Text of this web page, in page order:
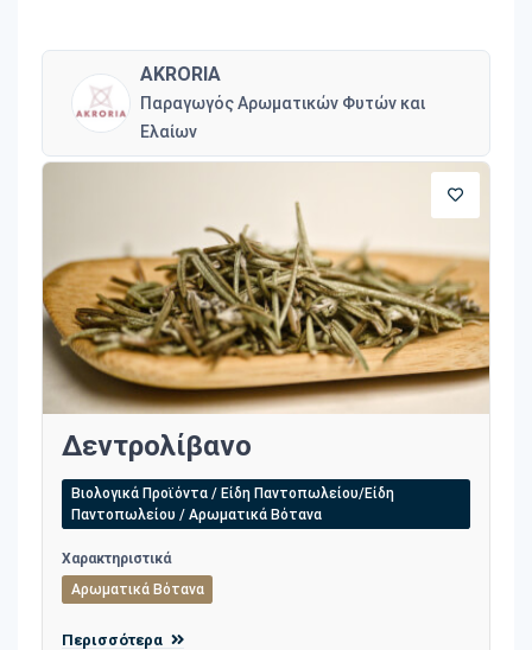
AKRORIA
Παραγωγός Αρωματικών Φυτών και
Ελαίων
Δεντρολίβανο
Βιολογικά Προϊόντα / Είδη Παντοπωλείου/Είδη
Παντοπωλείου / Αρωματικά Βότανα
Χαρακτηριστικά
Αρωματικά Βότανα
Περισσότερα